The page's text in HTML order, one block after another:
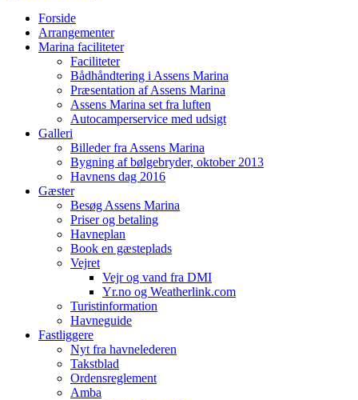
Forside
Arrangementer
Marina faciliteter
Faciliteter
Bådhåndtering i Assens Marina
Præsentation af Assens Marina
Assens Marina set fra luften
Autocamperservice med udsigt
Galleri
Billeder fra Assens Marina
Bygning af bølgebryder, oktober 2013
Havnens dag 2016
Gæster
Besøg Assens Marina
Priser og betaling
Havneplan
Book en gæsteplads
Vejret
Vejr og vand fra DMI
Yr.no og Weatherlink.com
Turistinformation
Havneguide
Fastliggere
Nyt fra havnelederen
Takstblad
Ordensreglement
Amba